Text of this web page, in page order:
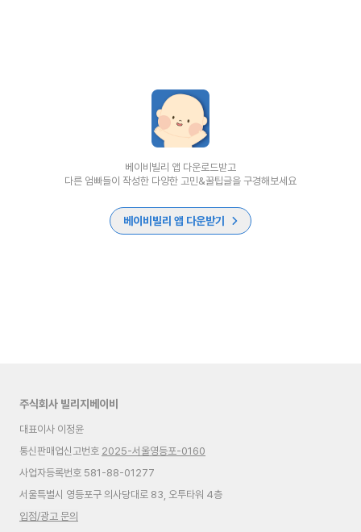
베이비빌리 앱 다운로드받고
다른 엄빠들이 작성한 다양한 고민&꿀팁글을 구경해보세요
베이비빌리 앱 다운받기
주식회사 빌리지베이비
대표이사 이정윤
통신판매업신고번호 2025-서울영등포-0160
사업자등록번호 581-88-01277
서울특별시 영등포구 의사당대로 83, 오투타워 4층
입점/광고 문의